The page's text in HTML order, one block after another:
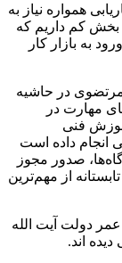
همواره نیاز به
بخش کم داریم که
به بازار کار
مرتضوی در حاشیه
مهارت در
فنی
انجام داده است
صدور مجوز
از مهم‌ترین
دولت آیت الله